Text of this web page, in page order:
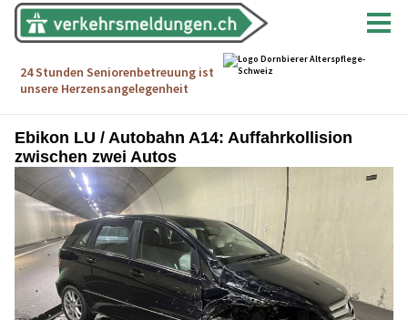
Ebikon LU / Autobahn A14: Auffahrkollision
zwischen zwei Autos